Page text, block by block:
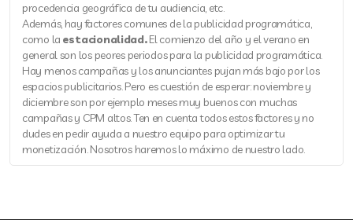
procedencia geográfica de tu audiencia, etc.
Además, hay factores comunes de la publicidad programática,
como la estacionalidad.El comienzo del año y el verano en
general son los peores periodos para la publicidad programática.
Hay menos campañas y los anunciantes pujan más bajo por los
espacios publicitarios. Pero es cuestión de esperar: noviembre y
diciembre son por ejemplo meses muy buenos con muchas
campañas y CPM altos. Ten en cuenta todos estos factores y no
dudes en pedir ayuda a nuestro equipo para optimizar tu
monetización. Nosotros haremos lo máximo de nuestro lado.